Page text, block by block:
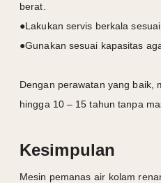
berat.
●Lakukan servis berkala
●Gunakan sesuai kapasitas
Dengan perawatan yang baik,
hingga 10 – 15 tahun tanpa
Kesimpulan
Mesin pemanas air kolam